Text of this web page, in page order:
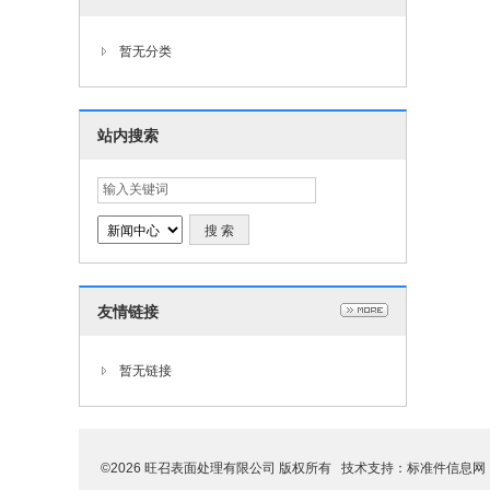
暂无分类
站内搜索
友情链接
暂无链接
©2026 旺召表面处理有限公司 版权所有 技术支持： 标准件信息网